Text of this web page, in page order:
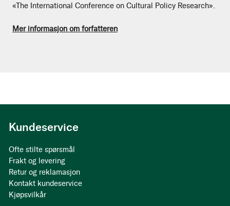
«The International Conference on Cultural Policy Research».
Mer informasjon om forfatteren
Kundeservice
Ofte stilte spørsmål
Frakt og levering
Retur og reklamasjon
Kontakt kundeservice
Kjøpsvilkår